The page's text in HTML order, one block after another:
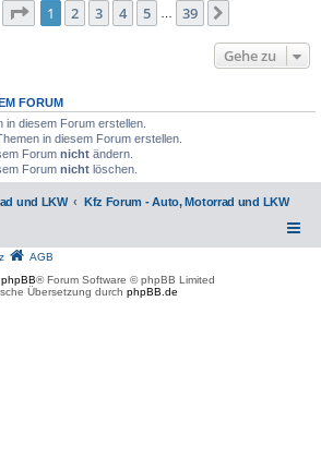
Seite 1von 39
1 2 3 4 5 39
Gehe zu
FORUM
in diesem Forum erstellen.
in diesem Forum erstellen.
Forum nicht ändern.
Forum nicht löschen.
und LKW Kfz Forum - Auto, Motorrad und LKW
AGB
phpBB® Forum Software © phpBB Limited
Übersetzung durch phpBB.de